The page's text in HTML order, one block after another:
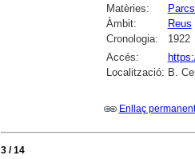
Matèries:
Àmbit:
Reus
Cronologia:
1922
Accés:
Localització: B.
Enllaç
3 / 14